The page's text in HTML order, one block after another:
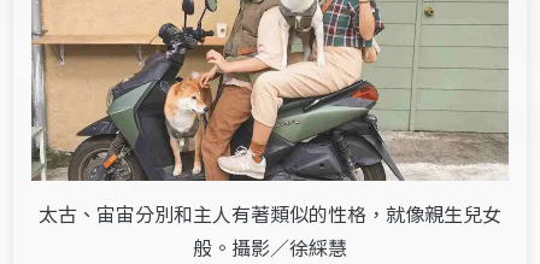
太古、宙宙分別和主人有著類似的性格，就像親生兒女
般。攝影／徐綵慧